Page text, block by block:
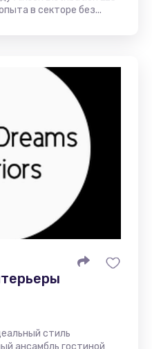
в секторе без...
стиль
ансамбль гостиной